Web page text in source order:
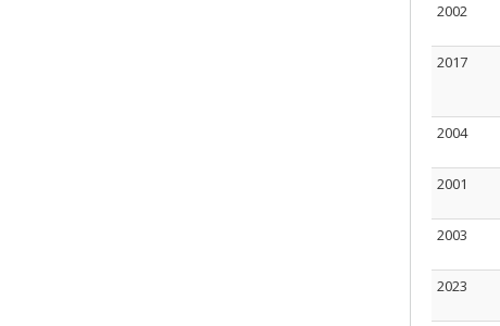
2002
2017
2004
2001
2003
2023